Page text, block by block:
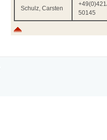
Schulz, Carsten
50145